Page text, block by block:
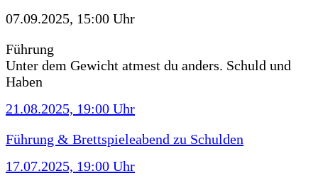
07.09.2025, 15:00 Uhr
Führung
Unter dem Gewicht atmest du anders. Schuld und
Haben
21.08.2025, 19:00 Uhr
Führung & Brettspieleabend zu Schulden
17.07.2025, 19:00 Uhr